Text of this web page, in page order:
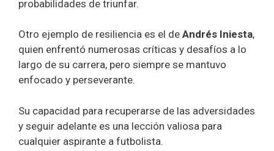
probabilidades de triunfar.
Otro ejemplo de resiliencia es el de Andrés Iniesta,
quien enfrentó numerosas críticas y desafíos a lo
largo de su carrera, pero siempre se mantuvo
enfocado y perseverante.
Su capacidad para recuperarse de las adversidades
y seguir adelante es una lección valiosa para
cualquier aspirante a futbolista.